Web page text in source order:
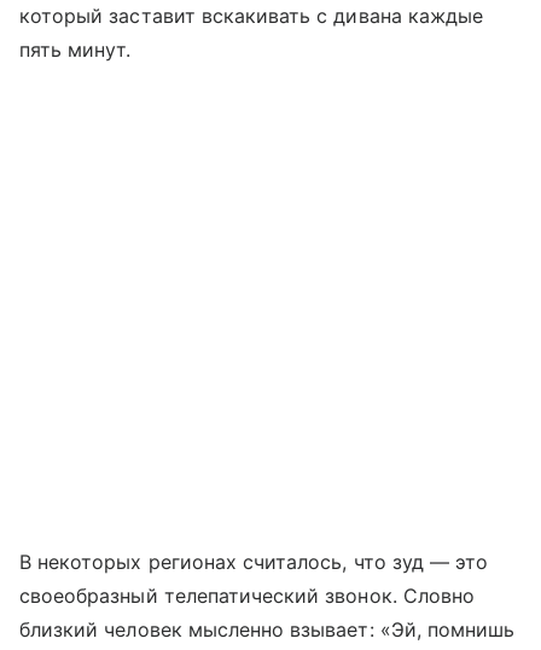
который заставит вскакивать с дивана каждые
пять минут.
В некоторых регионах считалось, что зуд — это
своеобразный телепатический звонок. Словно
близкий человек мысленно взывает: «Эй, помнишь